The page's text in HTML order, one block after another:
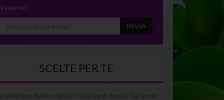
Vacanze!
INVIA
SCELTE PER TE
selezione delle migliori vacanze di Speed Vacanze!